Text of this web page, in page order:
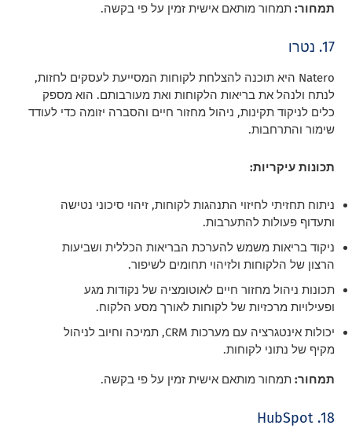
תמחור: תמחור מותאם אישית זמין על פי בקשה.
17. נטרו
Natero היא תוכנה להצלחת לקוחות המסייעת לעסקים לחזות,
לנתח ולנהל את בריאות הלקוחות ואת מעורבותם. הוא מספק
כלים לניקוד תקינות, ניהול מחזור חיים והסברה יזומה כדי לעודד
שימור והתרחבות.
תכונות עיקריות:
ניתוח תחזיתי לחיזוי התנהגות לקוחות, זיהוי סיכוני נטישה
ותעדוף פעולות להתערבות.
ניקוד בריאות משמש להערכת הבריאות הכללית ושביעות
הרצון של הלקוחות ולזיהוי תחומים לשיפור.
תכונות ניהול מחזור חיים לאוטומציה של נקודות מגע
ופעילויות מרכזיות של לקוחות לאורך מסע הלקוח.
יכולות אינטגרציה עם מערכות CRM, תמיכה וחיוב לניהול
מקיף של נתוני לקוחות.
תמחור: תמחור מותאם אישית זמין על פי בקשה.
18. HubSpot